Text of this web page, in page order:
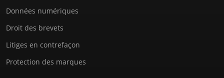
Données numériques
Droit des brevets
Litiges en contrefaçon
Protection des marques